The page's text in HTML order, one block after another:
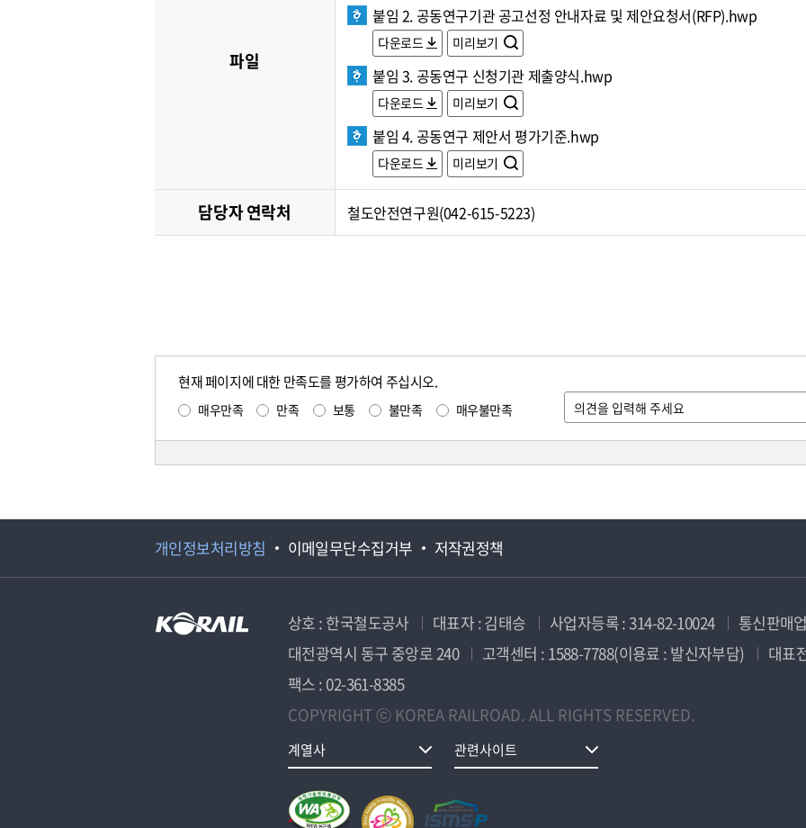
파일
붙임 2. 공동연구기관 공고선정 안내자료 및 제안요청서(RFP).hwp
다운로드 미리보기
붙임 3. 공동연구 신청기관 제출양식.hwp
다운로드 미리보기
붙임 4. 공동연구 제안서 평가기준.hwp
다운로드 미리보기
담당자 연락처 철도안전연구원(042-615-5223)
현재 페이지에 대한 만족도를 평가하여 주십시오.
매우만족 만족 보통 불만족 매우불만족
개인정보처리방침 이메일무단수집거부 저작권정책
상호 : 한국철도공사 대표자 : 김태승 사업자등록 : 314-82-10024
통신판매
대전광역시 동구 중앙로 240
고객센터 : 1588-7788(이용료 : 발신자부담)
대표
팩스 : 02-361-8385
COPYRIGHT ⓒ KOREA RAILROAD. ALL RIGHTS RESERVED.
계열사 관련사이트